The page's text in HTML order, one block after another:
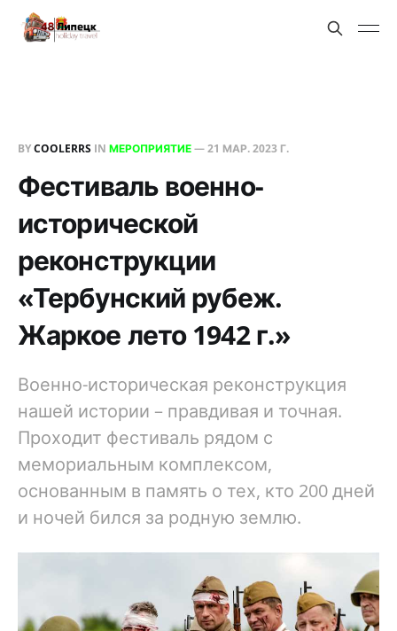
BYCOOLERRS IN МЕРОПРИЯТИЕ—21 МАР. 2023 Г.
Фестиваль военно-
исторической
реконструкции
«Тербунский рубеж.
Жаркое лето 1942 г.»
Военно-историческая реконструкция
нашей истории – правдивая и точная.
Проходит фестиваль рядом с
мемориальным комплексом,
основанным в память о тех, кто 200 дней
и ночей бился за родную землю.